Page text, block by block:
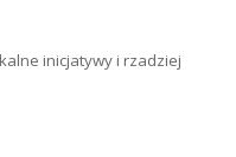
inicjatywy i rzadziej